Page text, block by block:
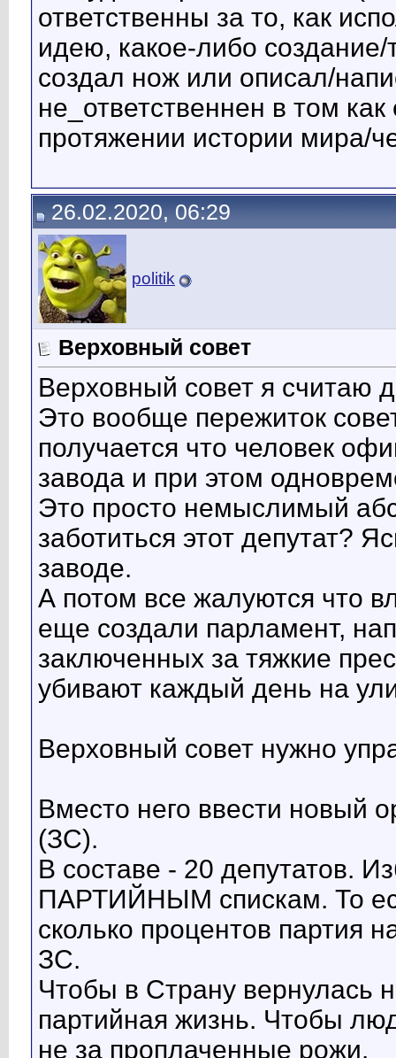
ответственны за то, как
идею, какое-либо
создал нож или описал/
не_ответственнен в том
протяжении истории мира/
26.02.2020, 06:29
politik
Верховный совет
Верховный совет я считаю
Это вообще пережиток
получается что человек
завода и при этом
Это просто немыслимый
заботиться этот депутат?
заводе.
А потом все жалуются что
еще создали парламент,
заключенных за тяжкие
убивают каждый день на
Верховный совет нужно
Вместо него ввести новый
(ЗС).
В составе - 20 депутатов.
ПАРТИЙНЫМ спискам. То
сколько процентов партия
ЗС.
Чтобы в Страну вернулась
партийная жизнь. Чтобы
не за проплаченные рожи.